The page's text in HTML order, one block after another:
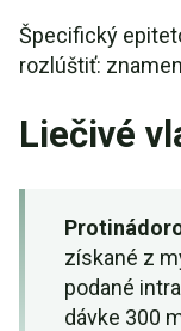
Špecifický
rozlúštiť:
Liečivé
získané z
podané
dávke 300